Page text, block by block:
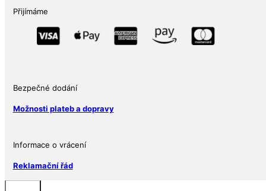
Mint
Přijímáme
Bezpečné dodání
Možnosti plateb a dopravy
Informace o vrácení
Reklamační řád